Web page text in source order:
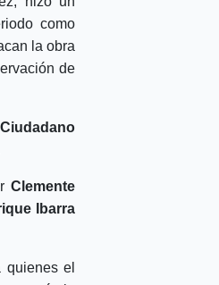
como
la obra
de
Clemente
Ibarra
el